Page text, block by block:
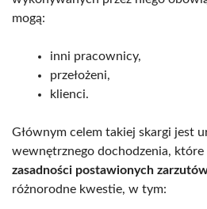
mogą:
inni pracownicy,
przełożeni,
klienci.
Głównym celem takiej skargi jest
wewnętrznego dochodzenia, które
zasadności postawionych
różnorodne kwestie, w tym: